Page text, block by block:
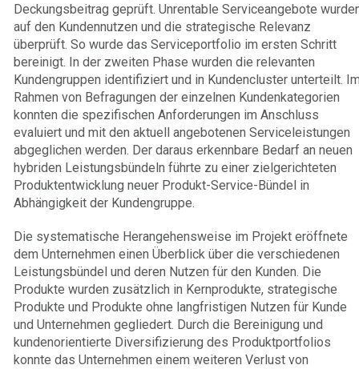
Deckungsbeitrag geprüft. Unrentable Serviceangebote
auf den Kundennutzen und die strategische Relevanz
überprüft. So wurde das Serviceportfolio im ersten Schritt
bereinigt. In der zweiten Phase wurden die relevanten
Kundengruppen identifiziert und in Kundencluster unterteilt.
Rahmen von Befragungen der einzelnen Kundenkategorien
konnten die spezifischen Anforderungen im Anschluss
evaluiert und mit den aktuell angebotenen Serviceleistungen
abgeglichen werden. Der daraus erkennbare Bedarf an neuen
hybriden Leistungsbündeln führte zu einer zielgerichteten
Produktentwicklung neuer Produkt-Service-Bündel in
Abhängigkeit der Kundengruppe.
Die systematische Herangehensweise im Projekt eröffnete
dem Unternehmen einen Überblick über die verschiedenen
Leistungsbündel und deren Nutzen für den Kunden. Die
Produkte wurden zusätzlich in Kernprodukte, strategische
Produkte und Produkte ohne langfristigen Nutzen für Kunde
und Unternehmen gegliedert. Durch die Bereinigung und
kundenorientierte Diversifizierung des Produktportfolios
konnte das Unternehmen einem weiteren Verlust von